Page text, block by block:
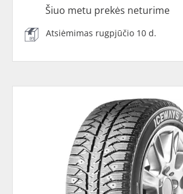
Šiuo metu prekės neturime
Atsiėmimas rugpjūčio 10 d.